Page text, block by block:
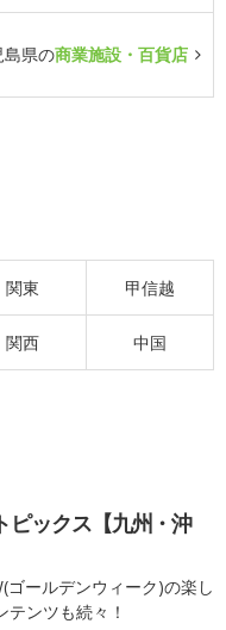
島県の商業施設・百貨店
関東 甲信越
関西 中国
ピックス【九州・沖
ゴールデンウィーク)の楽し
ンツも続々！